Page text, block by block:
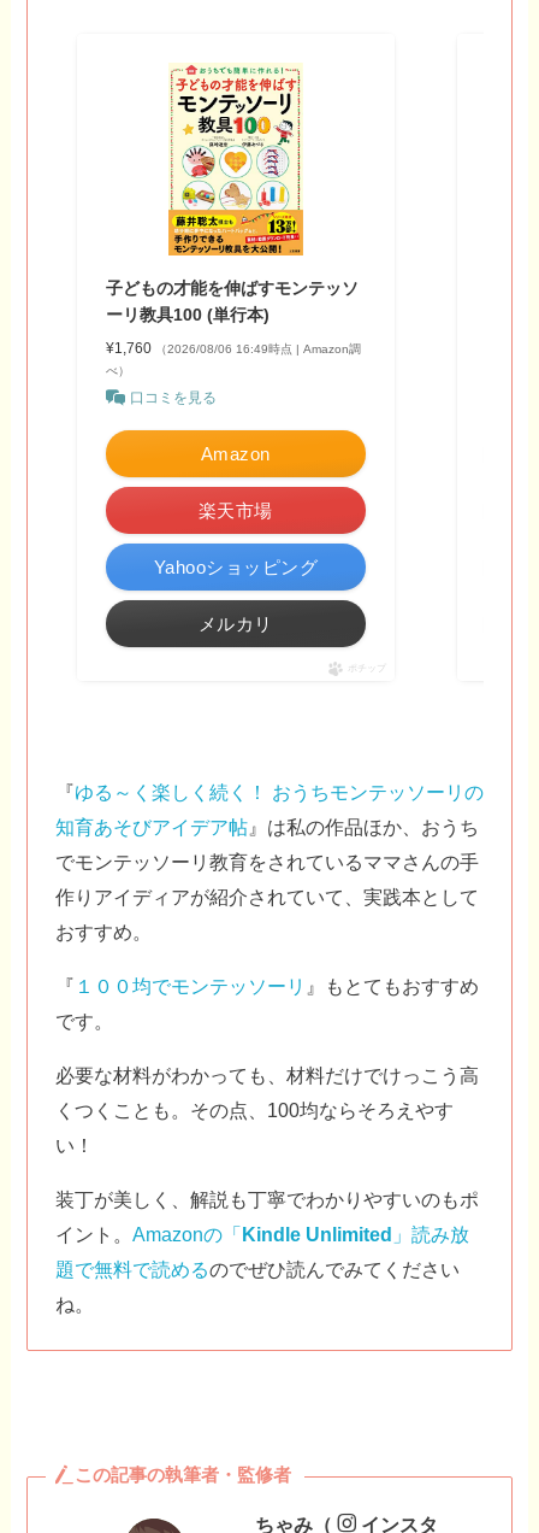
子どもの才能を伸ばすモンテッソ
ーリ教具100 (単行本)
¥1,760
（2026/08/06 16:49時点 | Amazon調
べ）
口コミを見る
Amazon
楽天市場
Yahooショッピング
メルカリ
ポチップ
『ゆる～く楽しく続く！ おうちモンテッソーリの
知育あそびアイデア帖』は私の作品ほか、おうち
でモンテッソーリ教育をされているママさんの手
作りアイディアが紹介されていて、実践本として
おすすめ。
『 １００均でモンテッソーリ 』もとてもおすすめ
です。
必要な材料がわかっても、材料だけでけっこう高
くつくことも。その点、100均ならそろえやす
い！
装丁が美しく、解説も丁寧でわかりやすいのもポ
イント。 Amazonの「Kindle Unlimited 」読み放
題で無料で読めるのでぜひ読んでみてください
ね。
この記事の執筆者・監修者
ちゃみ（ インスタ